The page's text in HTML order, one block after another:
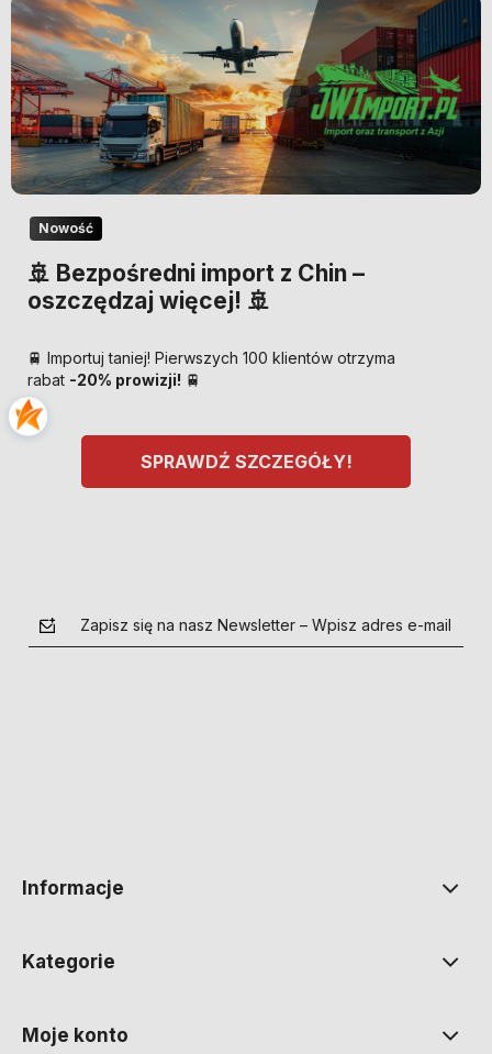
Nowość
🚢 Bezpośredni import z Chin –
oszczędzaj więcej! 🚢
🚆 Importuj taniej! Pierwszych 100 klientów otrzyma
rabat -20% prowizji! 🚆
SPRAWDŹ SZCZEGÓŁY!
Zapisz się na nasz Newsletter – Wpisz adres e-mail
Informacje
Kategorie
Moje konto